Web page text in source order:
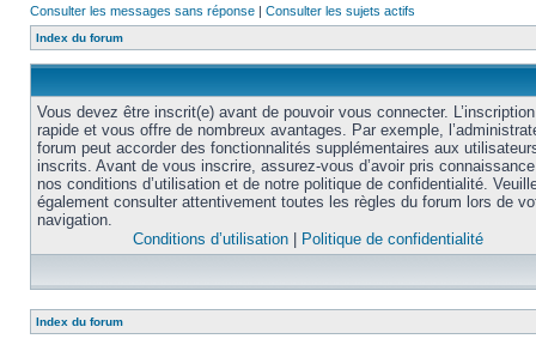
Consulter les messages sans réponse | Consulter les sujets actifs
Index du forum
Vous devez être inscrit(e) avant de pouvoir vous connecter.
rapide et vous offre de nombreux avantages. Par exemple,
forum peut accorder des fonctionnalités supplémentaires aux
inscrits. Avant de vous inscrire, assurez-vous d’avoir pris
nos conditions d’utilisation et de notre politique de confidentialité.
également consulter attentivement toutes les règles du forum lors de
navigation.
Conditions d’utilisation
Politique de confidentialité
Index du forum